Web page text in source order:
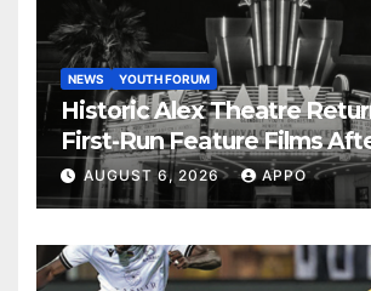
NEWS YOUTH FORUM
Historic Alex Theatre
First-Run Feature Films
Years
AUGUST 6, 2026 APPO